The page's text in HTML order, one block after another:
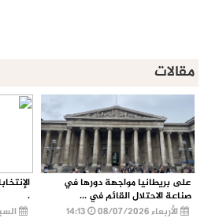
مقالات
على بريطانيا مواجهة دورها في
صناعة الاحتلال القائم في ...
الأربعاء 08/07/2026
.
السبت